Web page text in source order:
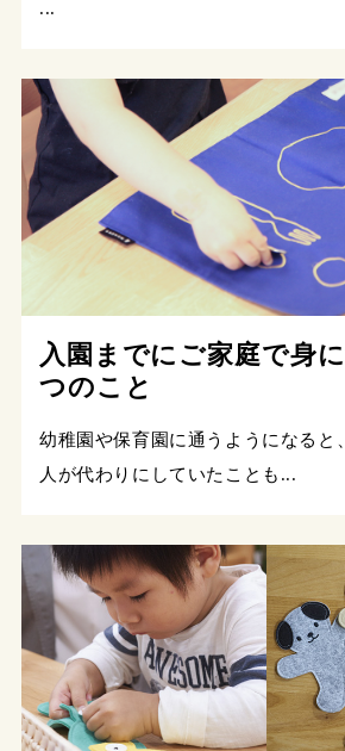
...
入園までにご家庭で身
つのこと
幼稚園や保育園に通うようになると
人が代わりにしていたことも...